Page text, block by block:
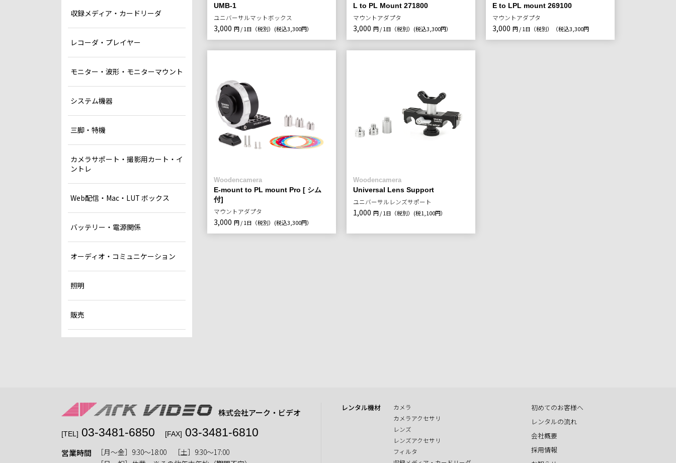
UMB-1
ユニバーサルマットボックス
3,000 円 / 1日（税別） (税込3,300円）
L to PL Mount 271800
マウントアダプタ
3,000 円 / 1日（税別） (税込3,300円）
E to LPL mount 269100
マウントアダプタ
3,000 円 / 1日（税別） （税込3,300円
Woodencamera
E-mount to PL mount Pro [ シム
付]
マウントアダプタ
3,000 円 / 1日（税別） (税込3,300円）
Woodencamera
Universal Lens Support
ユニバーサルレンズサポート
1,000 円 / 1日（税別） (税1,100円）
収録メディア・カードリーダ
レコーダ・プレイヤー
モニター・波形・モニターマウント
システム機器
三脚・特機
カメラサポート・撮影用カート・イ
ントレ
Web配信・Mac・LUT ボックス
バッテリー・電源関係
オーディオ・コミュニケーション
照明
販売
株式会社アーク・ビデオ
[TEL] 03-3481-6850 [FAX] 03-3481-6810
営業時間
［月〜金］9:30〜18:00 ［土］9:30〜17:00
レンタル機材
カメラ
カメラアクセサリ
レンズ
レンズアクセサリ
フィルタ
初めてのお客様へ
レンタルの流れ
会社概要
採用情報